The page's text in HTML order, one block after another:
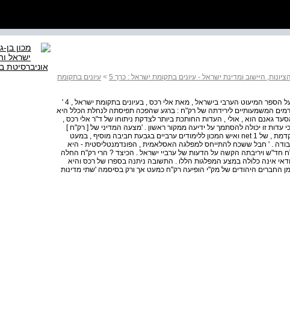
היישוב ומדינת ישראל - עיונים בתקומת ישראל : כרך 5 > עיונים בתקומת
יעקב זילבר תשובה לסקירה של אסעד גאנם על הספר המיעוט הערבי בישראל , מאת אלי רכס , בעיונים בתקומת ישראל , 4 '
המשמעותיים לירידתה של רק"ח : ברגע שהפכה תפיסתה לנחלת הכלל היא
גאנם הוא , אולי , העדות החותכת ביותר לצדקת ניתוחו של ד"ר אלי רכס ,
עדות זו יכולה להסתמך על ידיעה ממקור ראשון . 'מצעה המדיני של [ רק"ח ]
דוד"ש דומה כמעט בכל ... למצעיהן של המתקדמת , של 1 net ואיש המכון ללימודים ערביים בגבעת חביבה מוסיף , במעט
. ' חבל ששכח להתייחס למפלגה האסלאמית , הפונדמנטליסטית - היא
חד"ש ויריבתה הקשה על הדעות של ערביי ישראל . הכיצד ? הרי רק"ח החלה
אינה כלולה במצע המפלגות הללו . התשובה ניתנה בספרו של רכס והיא
החברים היהודים של מק"י הופיעה רק"ח כמעט אך ורק בסיסמה 'שתי מדינות